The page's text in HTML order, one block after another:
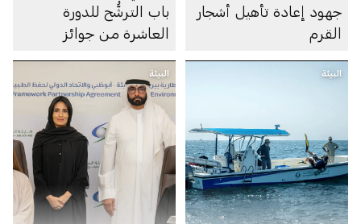
جهود إعادة تأهيل أشجار
القرم
باب الترشُّح للدورة
العاشرة من جوائز
البيئة البيئة